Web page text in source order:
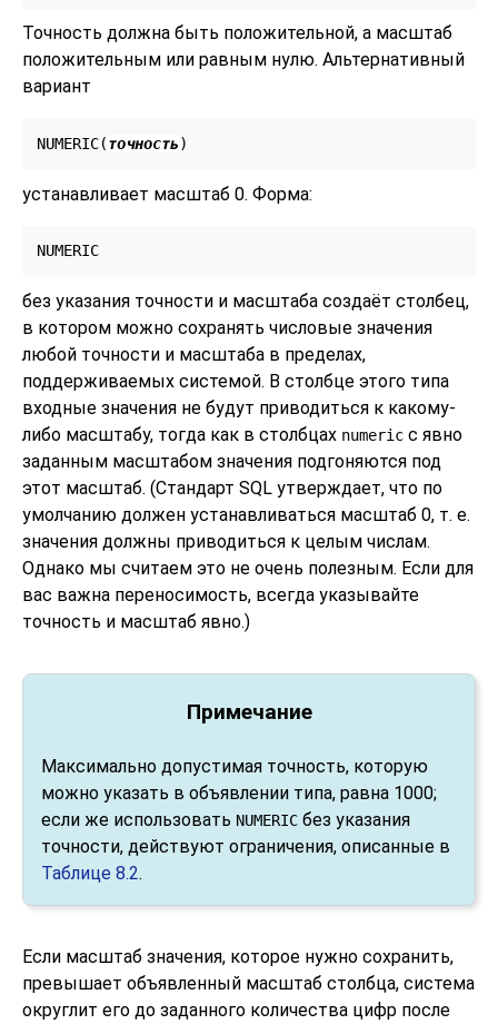
Точность должна быть положительной, а масштаб
положительным или равным нулю. Альтернативный
вариант
NUMERIC(точность)
устанавливает масштаб 0. Форма:
NUMERIC
без указания точности и масштаба создаёт столбец,
в котором можно сохранять числовые значения
любой точности и масштаба в пределах,
поддерживаемых системой. В столбце этого типа
входные значения не будут приводиться к какому-
либо масштабу, тогда как в столбцах numeric с явно
заданным масштабом значения подгоняются под
этот масштаб. (Стандарт SQL утверждает, что по
умолчанию должен устанавливаться масштаб 0, т. е.
значения должны приводиться к целым числам.
Однако мы считаем это не очень полезным. Если для
вас важна переносимость, всегда указывайте
точность и масштаб явно.)
Примечание
Максимально допустимая точность, которую
можно указать в объявлении типа, равна 1000;
если же использовать NUMERIC без указания
точности, действуют ограничения, описанные в
Таблице 8.2.
Если масштаб значения, которое нужно сохранить,
превышает объявленный масштаб столбца, система
округлит его до заданного количества цифр после